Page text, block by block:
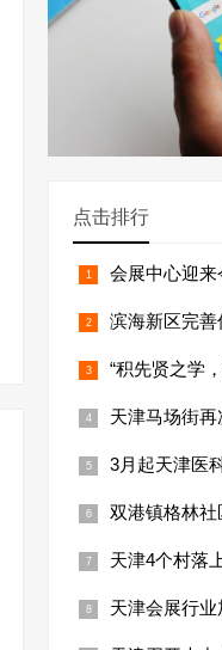
点击排行
会展中心迎来
滨海新区完善
“积先贤之学
天津马场街再
3月起天津医
双港镇格林
天津4个村落
天津会展行